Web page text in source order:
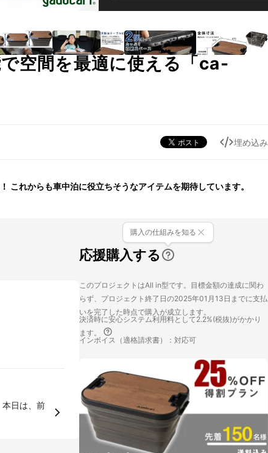
空間を最適に使える「ca-
埋め込み
これからも車中泊に役立ちそうなアイテムを期待しています。
応援購入する
購入の仕組みを知る
このプロジェクトはAll in型です。目標金額の達成に関わ
らず、プロジェクト終了日の2025年01月13日までに支払
いを完了した時点で購入が成立します。
決済時に安心システム利用料として2.2%(税抜)がかかり
ます。
インボイス（適格請求書）：対応可